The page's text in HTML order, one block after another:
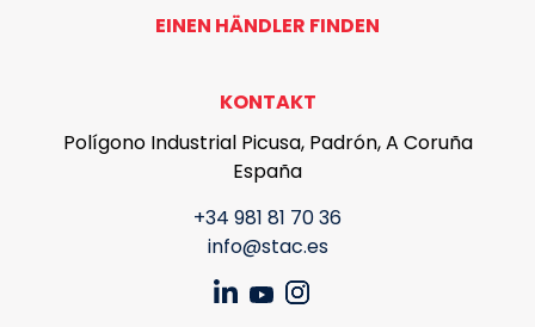
EINEN HÄNDLER FINDEN
KONTAKT
Polígono Industrial Picusa, Padrón, A Coruña
España
+34 981 81 70 36
info@stac.es